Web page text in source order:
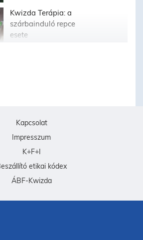
Kwizda Terápia: a
szárbainduló repce
esete
Kapcsolat
Impresszum
K+F+I
etikai kódex
ÁBF-Kwizda